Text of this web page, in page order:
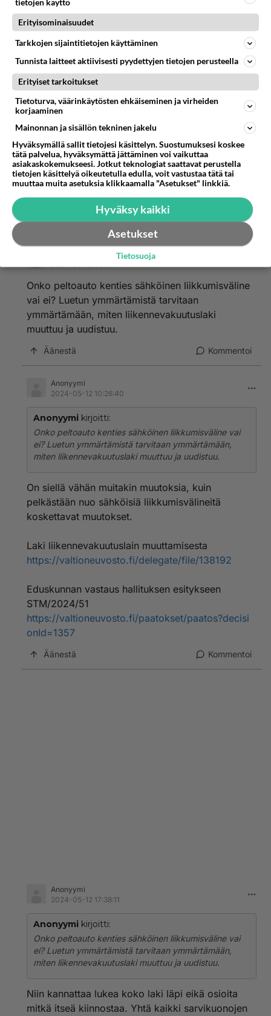
us-2024
Äänestä
Anonyymi
Arvatkaa vakuutetaanko peltoautot joilla jonnet
kurvailee omalla pellolla, itse tienatuilla
bensarahoilla. Ja tuskin virkavallalla on aikaa,
halua rämpiä metsän läpi uralla mikä on tehty
metsäkoneella, traktorilla pääsee.
No ei vakuuteta.
Kyllä on Suomi sarvikuonojen maa, kaikesta
yritetään kyniä ylimääräistä.
Äänestä Kommentoi
2024-05-12 09:35:46
Onko peltoauto kenties sähköinen liikkumisväline
vai ei? Luetun ymmärtämistä tarvitaan
ymmärtämään, miten liikennevakuutuslaki
muuttuu ja uudistuu.
Äänestä Kommentoi
Anonyymi
2024-05-12 10:26:40
Anonyymi kirjoitti:
Onko peltoauto kenties sähköinen liikkumisväline vai
ei? Luetun ymmärtämistä tarvitaan ymmärtämään,
miten liikennevakuutuslaki muuttuu ja uudistuu.
On siellä vähän muitakin muutoksia, kuin
pelkästään nuo sähköisiä liikkumisvälineitä
koskettavat muutokset.
Laki liikennevakuutuslain muuttamisesta
https://valtioneuvosto.fi/delegate/file/138192
Eduskunnan vastaus hallituksen esitykseen
STM/2024/51
https://valtioneuvosto.fi/paatokset/paatos?decisi
onId=1357
Äänestä Kommentoi
Anonyymi
2024-05-12 17:38:11
Anonyymi kirjoitti:
Onko peltoauto kenties sähköinen liikkumisväline vai
ei? Luetun ymmärtämistä tarvitaan ymmärtämään,
miten liikennevakuutuslaki muuttuu ja uudistuu.
Niin kannattaa lukea koko laki läpi eikä osioita
mitkä itseä kiinnostaa. Yhtä kaikki sarvikuonojen
tietojen käyttö
Erityisominaisuudet
Tarkkojen sijaintitietojen käyttäminen
Tunnista laitteet aktiivisesti pyydettyjen tietojen perusteella
Erityiset tarkoitukset
Tietoturva, väärinkäytösten ehkäiseminen ja virheiden
korjaaminen
Mainonnan ja sisällön tekninen jakelu
Hyväksymällä sallit tietojesi käsittelyn. Suostumuksesi koskee
tätä palvelua, hyväksymättä jättäminen voi vaikuttaa
asiakaskokemukseesi. Jotkut teknologiat saattavat perustella
tietojen käsittelyä oikeutetulla edulla, voit vastustaa tätä tai
muuttaa muita asetuksia klikkaamalla "Asetukset" linkkiä.
Hyväksy kaikki
Asetukset
Tietosuoja